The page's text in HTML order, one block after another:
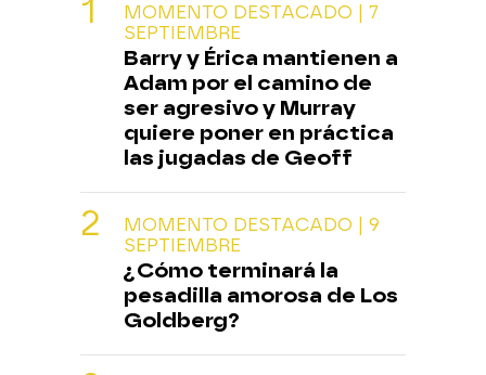
MOMENTO DESTACADO | 7
SEPTIEMBRE
Barry y Érica mantienen a
Adam por el camino de
ser agresivo y Murray
quiere poner en práctica
las jugadas de Geoff
MOMENTO DESTACADO | 9
SEPTIEMBRE
¿Cómo terminará la
pesadilla amorosa de Los
Goldberg?